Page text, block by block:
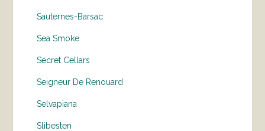
Sauternes-Barsac
Sea Smoke
Secret Cellars
Seigneur De Renouard
Selvapiana
Slibesten